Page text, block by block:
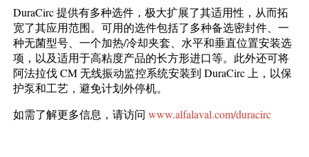
DuraCirc 提供有多种选件，极大扩展了其适用性，从而拓
宽了其应用范围。可用的选件包括了多种备选密封件、一
种无菌型号、一个加热/冷却夹套、水平和垂直位置安装选
项，以及适用于高粘度产品的长方形进口等。此外还可将
阿法拉伐 CM 无线振动监控系统安装到 DuraCirc 上，以保
护泵和工艺，避免计划外停机。
如需了解更多信息，请访问www.alfalaval.com/duracirc